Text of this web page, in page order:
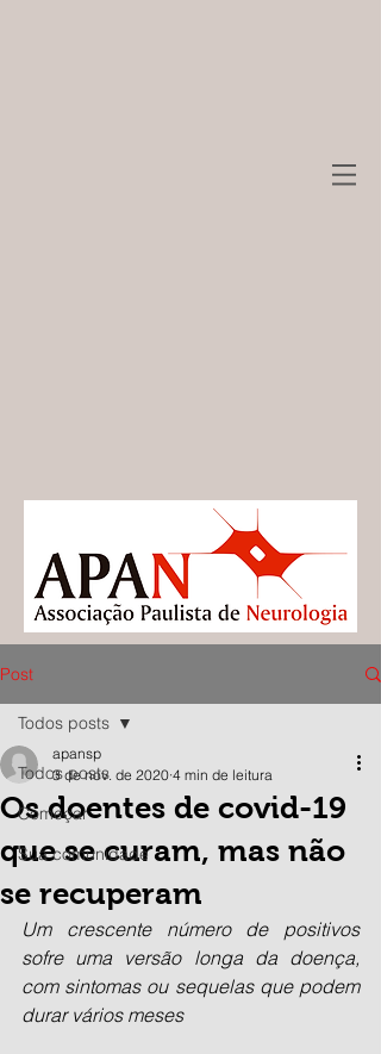
Post
Todos posts
Começar
Sua comunidade
Todos posts
Os doentes de covid-19
que se curam, mas não
se recuperam
apansp
3 de nov. de 2020 4 min de leitura
Um crescente número de positivos
sofre uma versão longa da doença,
com sintomas ou sequelas que podem
durar vários meses